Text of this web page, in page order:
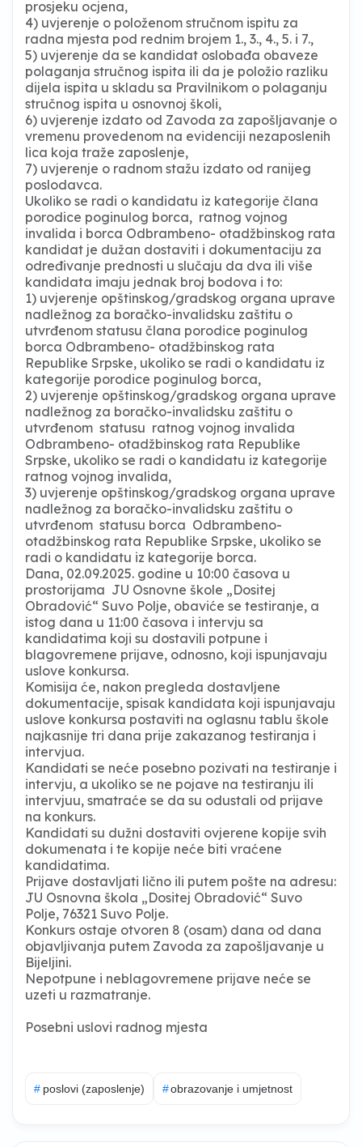
prosjeku ocjena,
4) uvjerenje o položenom stručnom ispitu za
radna mjesta pod rednim brojem 1., 3., 4., 5. i 7.,
5) uvjerenje da se kandidat oslobađa obaveze
polaganja stručnog ispita ili da je položio razliku
dijela ispita u skladu sa Pravilnikom o polaganju
stručnog ispita u osnovnoj školi,
6) uvjerenje izdato od Zavoda za zapošljavanje o
vremenu provedenom na evidenciji nezaposlenih
lica koja traže zaposlenje,
7) uvjerenje o radnom stažu izdato od ranijeg
poslodavca.
Ukoliko se radi o kandidatu iz kategorije člana
porodice poginulog borca, ratnog vojnog
invalida i borca Odbrambeno- otadžbinskog rata
kandidat je dužan dostaviti i dokumentaciju za
određivanje prednosti u slučaju da dva ili više
kandidata imaju jednak broj bodova i to:
1) uvjerenje opštinskog/gradskog organa uprave
nadležnog za boračko-invalidsku zaštitu o
utvrđenom statusu člana porodice poginulog
borca Odbrambeno- otadžbinskog rata
Republike Srpske, ukoliko se radi o kandidatu iz
kategorije porodice poginulog borca,
2) uvjerenje opštinskog/gradskog organa uprave
nadležnog za boračko-invalidsku zaštitu o
utvrđenom statusu ratnog vojnog invalida
Odbrambeno- otadžbinskog rata Republike
Srpske, ukoliko se radi o kandidatu iz kategorije
ratnog vojnog invalida,
3) uvjerenje opštinskog/gradskog organa uprave
nadležnog za boračko-invalidsku zaštitu o
utvrđenom statusu borca Odbrambeno-
otadžbinskog rata Republike Srpske, ukoliko se
radi o kandidatu iz kategorije borca.
Dana, 02.09.2025. godine u 10:00 časova u
prostorijama JU Osnovne škole „Dositej
Obradović“ Suvo Polje, obaviće se testiranje, a
istog dana u 11:00 časova i intervju sa
kandidatima koji su dostavili potpune i
blagovremene prijave, odnosno, koji ispunjavaju
uslove konkursa.
Komisija će, nakon pregleda dostavljene
dokumentacije, spisak kandidata koji ispunjavaju
uslove konkursa postaviti na oglasnu tablu škole
najkasnije tri dana prije zakazanog testiranja i
intervjua.
Kandidati se neće posebno pozivati na testiranje i
intervju, a ukoliko se ne pojave na testiranju ili
intervjuu, smatraće se da su odustali od prijave
na konkurs.
Kandidati su dužni dostaviti ovjerene kopije svih
dokumenata i te kopije neće biti vraćene
kandidatima.
Prijave dostavljati lično ili putem pošte na adresu:
JU Osnovna škola „Dositej Obradović“ Suvo
Polje, 76321 Suvo Polje.
Konkurs ostaje otvoren 8 (osam) dana od dana
objavljivanja putem Zavoda za zapošljavanje u
Bijeljini.
Nepotpune i neblagovremene prijave neće se
uzeti u razmatranje.
Posebni uslovi radnog mjesta
# poslovi (zaposlenje) #obrazovanje i umjetnost